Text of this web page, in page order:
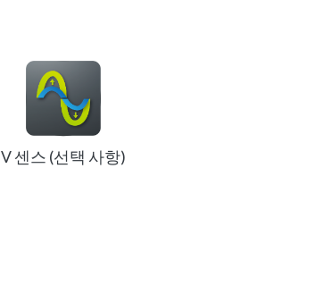
V 센스 (선택 사항)